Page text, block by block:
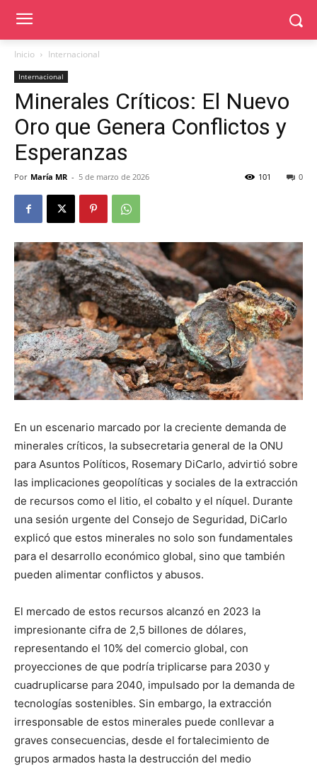
Inicio Internacional
Internacional
Minerales Críticos: El Nuevo
Oro que Genera Conflictos y
Esperanzas
Por María MR - 5 de marzo de 2026 0
101
En un escenario marcado por la creciente demanda de
minerales críticos, la subsecretaria general de la ONU
para Asuntos Políticos, Rosemary DiCarlo, advirtió sobre
las implicaciones geopolíticas y sociales de la extracción
de recursos como el litio, el cobalto y el níquel. Durante
una sesión urgente del Consejo de Seguridad, DiCarlo
explicó que estos minerales no solo son fundamentales
para el desarrollo económico global, sino que también
pueden alimentar conflictos y abusos.
El mercado de estos recursos alcanzó en 2023 la
impresionante cifra de 2,5 billones de dólares,
representando el 10% del comercio global, con
proyecciones de que podría triplicarse para 2030 y
cuadruplicarse para 2040, impulsado por la demanda de
tecnologías sostenibles. Sin embargo, la extracción
irresponsable de estos minerales puede conllevar a
graves consecuencias, desde el fortalecimiento de
grupos armados hasta la destrucción del medio